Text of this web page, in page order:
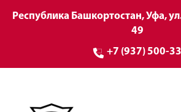
Республика Башкортостан, Уфа,
49
+7 (937) 500-